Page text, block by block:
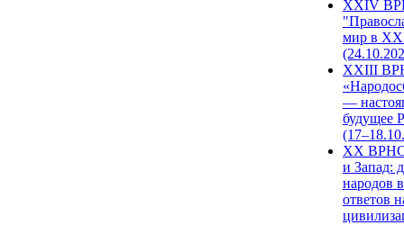
XXIV
мир в
XXIII
—
будущее
XX ВРНС
и Запад:
народов
ответов